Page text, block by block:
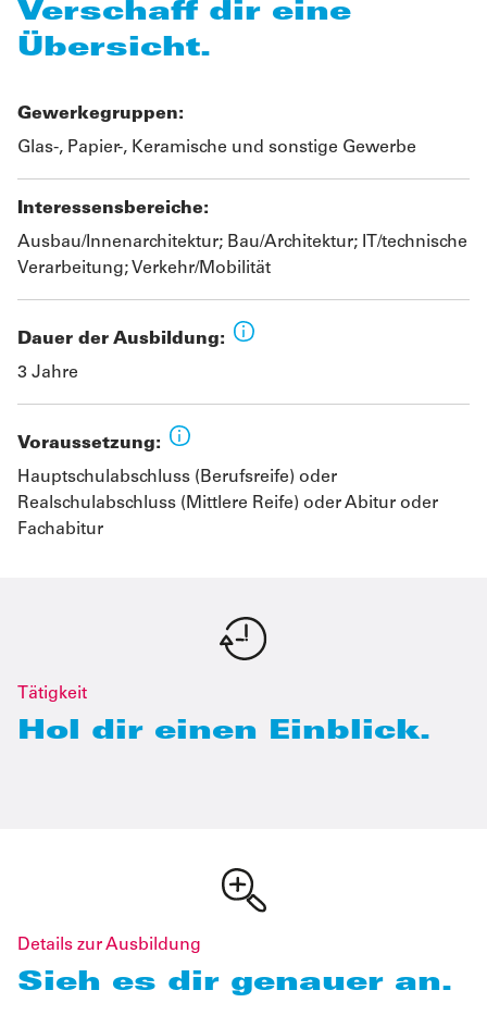
Verschaff dir eine
Übersicht.
Gewerkegruppen:
Glas-, Papier-, Keramische und sonstige Gewerbe
Interessensbereiche:
Ausbau/Innenarchitektur; Bau/Architektur; IT/technische
Verarbeitung; Verkehr/Mobilität
Dauer der Ausbildung:
3 Jahre
Voraussetzung:
Hauptschulabschluss (Berufsreife) oder
Realschulabschluss (Mittlere Reife) oder Abitur oder
Fachabitur
Tätigkeit
Hol dir einen Einblick.
Details zur Ausbildung
Sieh es dir genauer an.